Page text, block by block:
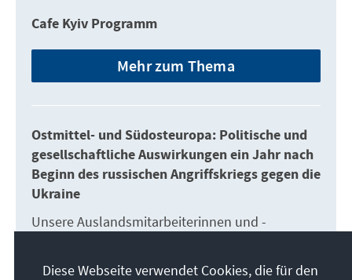
Cafe Kyiv Programm
Mehr zum Thema
Ostmittel- und Südosteuropa: Politische und
gesellschaftliche Auswirkungen ein Jahr nach
Beginn des russischen Angriffskriegs gegen die
Ukraine
Unsere Auslandsmitarbeiterinnen und -
Einsatzländern
Diese Webseite verwendet Cookies, die für den